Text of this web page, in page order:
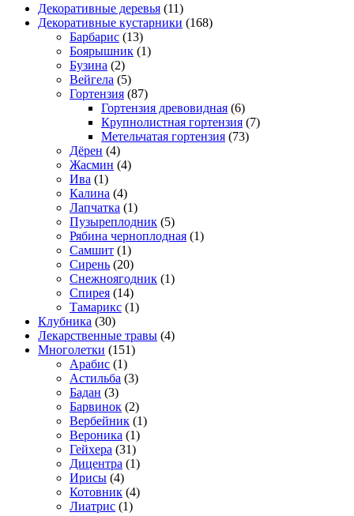
Декоративные деревья (11)
Декоративные кустарники (168)
Барбарис (13)
Боярышник (1)
Бузина (2)
Вейгела (5)
Гортензия (87)
Гортензия древовидная (6)
Крупнолистная гортензия (7)
Метельчатая гортензия (73)
Дёрен (4)
Жасмин (4)
Ива (1)
Калина (4)
Лапчатка (1)
Пузыреплодник (5)
Рябина черноплодная (1)
Самшит (1)
Сирень (20)
Снежноягодник (1)
Спирея (14)
Тамарикс (1)
Клубника (30)
Лекарственные травы (4)
Многолетки (151)
Арабис (1)
Астильба (3)
Бадан (3)
Барвинок (2)
Вербейник (1)
Вероника (1)
Гейхера (31)
Дицентра (1)
Ирисы (4)
Котовник (4)
Лиатрис (1)